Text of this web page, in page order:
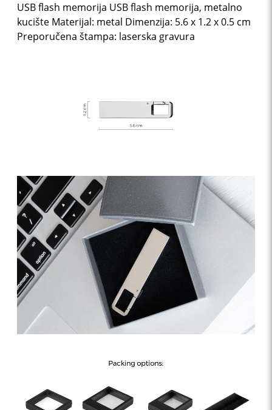
USB flash memorija USB flash memorija, metalno
kucište Materijal: metal Dimenzija: 5.6 x 1.2 x 0.5 cm
Preporučena štampa: laserska gravura